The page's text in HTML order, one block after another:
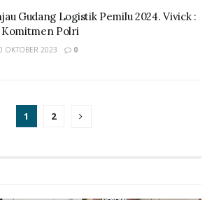
Gudang Logistik Pemilu 2024. Vivick :
Polri
OKTOBER 2023 0
1 2